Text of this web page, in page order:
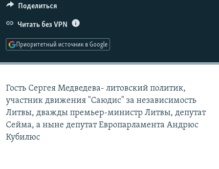
Все сайты РСЕ/РС
Поделиться
Читать без VPN
Приоритетный источник в Google
Гость Сергея Медведева- литовский политик,
участник движения "Саюдис" за независимость
Литвы, дважды премьер-министр Литвы, депутат
Сейма, а ныне депутат Европарламента Андрюс
Кубилюс